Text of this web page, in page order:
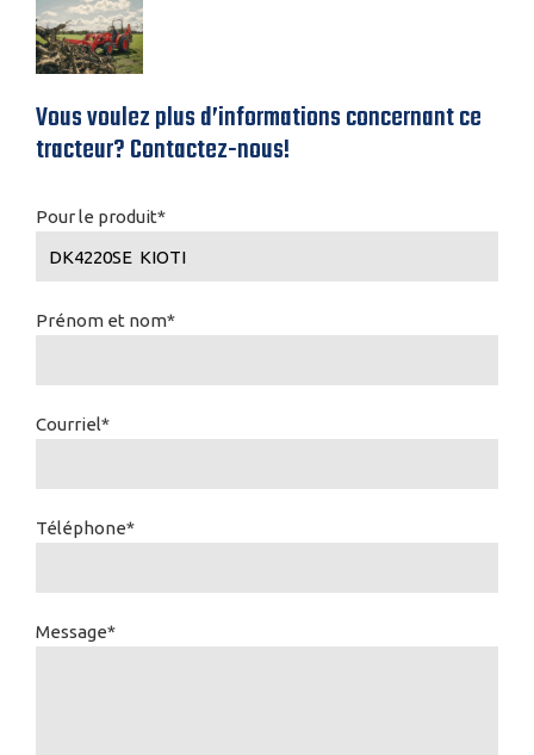
Vous voulez plus d’informations concernant ce
tracteur? Contactez-nous!
Pour le produit*
Prénom et nom*
Courriel*
Téléphone*
Message*